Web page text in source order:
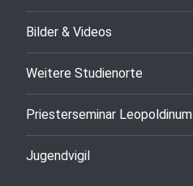
Bilder & Videos
Weitere Studienorte
Priesterseminar Leopoldinum
Jugendvigil